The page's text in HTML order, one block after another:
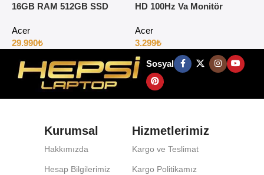
16GB RAM 512GB SSD
Acer
29.990₺
HD 100Hz Va Monitör
Acer
3.299₺
Sosyal
Kurumsal
Hakkımızda
Hesap Bilgilerimiz
Hizmetlerimiz
Kargo ve Teslimat
Kargo Politikamız